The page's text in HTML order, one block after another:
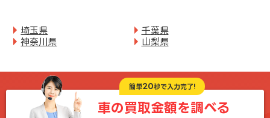
埼玉県
千葉県
神奈川県
山梨県
簡単20秒で入力完了!
車の買取金額を調べる